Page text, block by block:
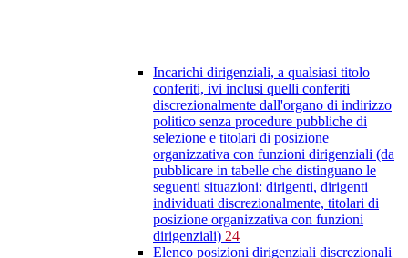
Incarichi dirigenziali, a qualsiasi titolo
conferiti, ivi inclusi quelli conferiti
discrezionalmente dall'organo di indirizzo
politico senza procedure pubbliche di
selezione e titolari di posizione
organizzativa con funzioni dirigenziali (da
pubblicare in tabelle che distinguano le
seguenti situazioni: dirigenti, dirigenti
individuati discrezionalmente, titolari di
posizione organizzativa con funzioni
dirigenziali) 24
Elenco posizioni dirigenziali discrezionali